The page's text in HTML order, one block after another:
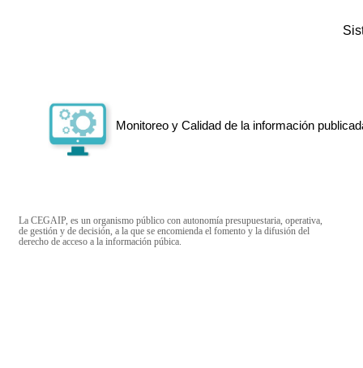
Monitoreo y Calidad de la información
La CEGAIP, es un organismo público con autonomía presupuestaria, operativa,
de gestión y de decisión, a la que se encomienda el fomento y la difusión del
derecho de acceso a la información púbica.